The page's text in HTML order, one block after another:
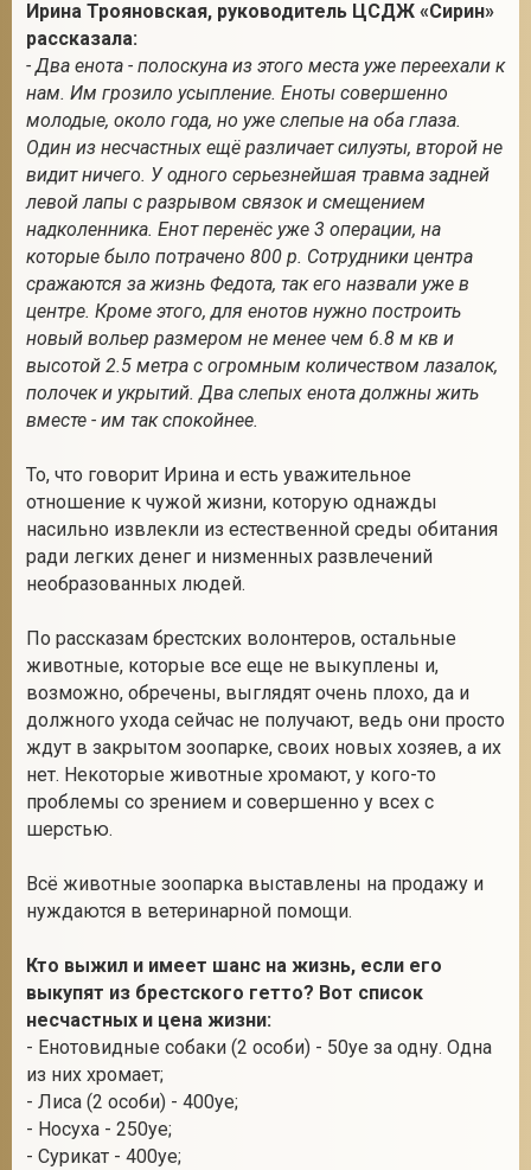
Ирина Трояновская, руководитель ЦСДЖ «Сирин»
рассказала:
- Два енота - полоскуна из этого места уже переехали к
нам. Им грозило усыпление. Еноты совершенно
молодые, около года, но уже слепые на оба глаза.
Один из несчастных ещё различает силуэты, второй не
видит ничего. У одного серьезнейшая травма задней
левой лапы с разрывом связок и смещением
надколенника. Енот перенёс уже 3 операции, на
которые было потрачено 800 р. Сотрудники центра
сражаются за жизнь Федота, так его назвали уже в
центре. Кроме этого, для енотов нужно построить
новый вольер размером не менее чем 6.8 м кв и
высотой 2.5 метра с огромным количеством лазалок,
полочек и укрытий. Два слепых енота должны жить
вместе - им так спокойнее.
То, что говорит Ирина и есть уважительное
отношение к чужой жизни, которую однажды
насильно извлекли из естественной среды обитания
ради легких денег и низменных развлечений
необразованных людей.
По рассказам брестских волонтеров, остальные
животные, которые все еще не выкуплены и,
возможно, обречены, выглядят очень плохо, да и
должного ухода сейчас не получают, ведь они просто
ждут в закрытом зоопарке, своих новых хозяев, а их
нет. Некоторые животные хромают, у кого-то
проблемы со зрением и совершенно у всех с
шерстью.
Всё животные зоопарка выставлены на продажу и
нуждаются в ветеринарной помощи.
Кто выжил и имеет шанс на жизнь, если его
выкупят из брестского гетто? Вот список
несчастных и цена жизни:
- Енотовидные собаки (2 особи) - 50уе за одну. Одна
из них хромает;
- Лиса (2 особи) - 400уе;
- Носуха - 250уе;
- Сурикат - 400уе;